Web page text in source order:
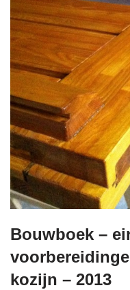
Bouwboek –
kozijn – 2013